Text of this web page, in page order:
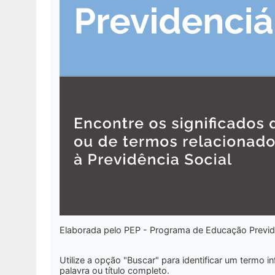
Elaborada pelo PEP - Programa de Educação
Utilize a opção "Buscar" para identificar um termo
palavra ou título completo.